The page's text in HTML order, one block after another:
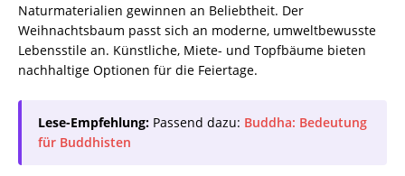
Naturmaterialien gewinnen an Beliebtheit. Der
Weihnachtsbaum passt sich an moderne, umweltbewusste
Lebensstile an. Künstliche, Miete- und Topfbäume bieten
nachhaltige Optionen für die Feiertage.
Lese-Empfehlung: Passend dazu: Buddha: Bedeutung
für Buddhisten